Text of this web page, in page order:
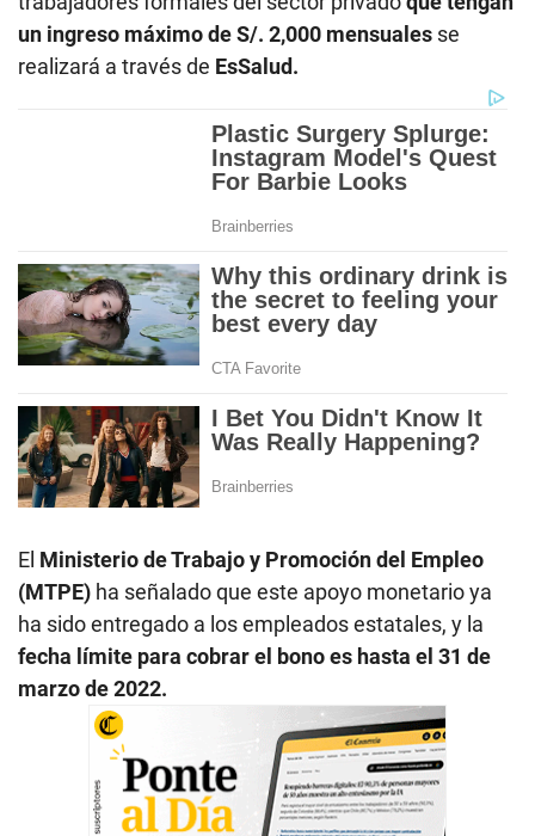
un ingreso máximo de S/. 2,000 mensuales se
realizará a través de EsSalud.
El Ministerio de Trabajo y Promoción del Empleo
(MTPE) ha señalado que este apoyo monetario ya
ha sido entregado a los empleados estatales, y la
fecha límite para cobrar el bono es hasta el 31 de
marzo de 2022.